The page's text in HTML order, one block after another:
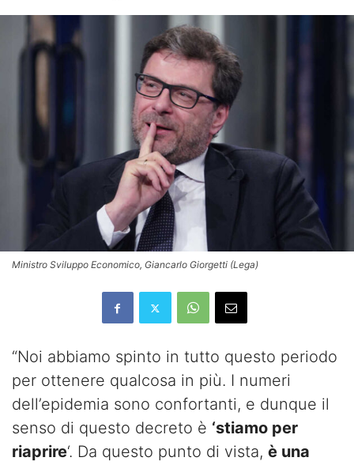
Ministro Sviluppo Economico, Giancarlo Giorgetti (Lega)
“Noi abbiamo spinto in tutto questo periodo
per ottenere qualcosa in più. I numeri
dell’epidemia sono confortanti, e dunque il
senso di questo decreto è ‘stiamo per
riaprire‘. Da questo punto di vista, è una